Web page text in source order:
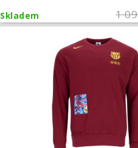
1
Skladem
Dětská mikina s kapucí Nike FC